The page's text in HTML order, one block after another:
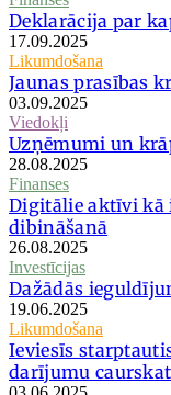
Deklarācija par
17.09.2025
Likumdošana
Jaunas prasības
03.09.2025
Viedokļi
Uzņēmumi un
28.08.2025
Finanses
Digitālie aktīvi kā
dibināšanā
26.08.2025
Investīcijas
Dažādās
19.06.2025
Likumdošana
Ieviesīs
darījumu